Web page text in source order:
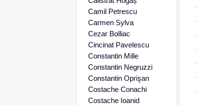
Camil Petrescu
Carmen Sylva
Cezar Bolliac
Cincinat Pavelescu
Constantin Mille
Constantin Negruzzi
Constantin Oprişan
Costache Conachi
Costache Ioanid